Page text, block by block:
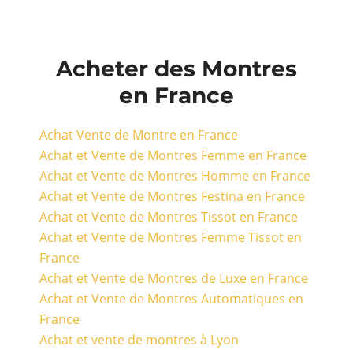
Acheter des Montres
en France
Achat Vente de Montre en France
Achat et Vente de Montres Femme en France
Achat et Vente de Montres Homme en France
Achat et Vente de Montres Festina en France
Achat et Vente de Montres Tissot en France
Achat et Vente de Montres Femme Tissot en
France
Achat et Vente de Montres de Luxe en France
Achat et Vente de Montres Automatiques en
France
Achat et vente de montres à Lyon